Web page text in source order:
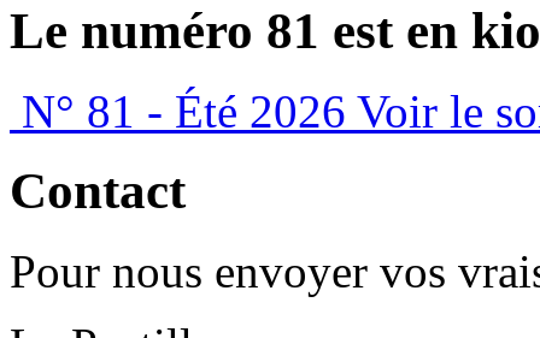
Le numéro 81 est en
N° 81 - Été 2026 Voir le
Contact
Pour nous envoyer vos